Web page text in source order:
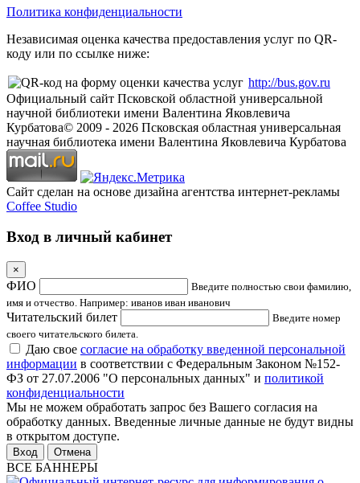
Политика конфиденциальности
Независимая оценка качества предоставления услуг по QR-
коду или по ссылке ниже:
http://bus.gov.ru
Официальный сайт Псковской областной универсальной
научной библиотеки имени Валентина Яковлевича
Курбатова© 2009 - 2026 Псковская областная универсальная
научная библиотека имени Валентина Яковлевича Курбатова
Сайт сделан на основе дизайна агентства интернет-рекламы
Coffee Studio
Вход в личный кабинет
×
ФИО
Введите полностью свои фамилию,
имя и отчество. Например: иванов иван иванович
Читательский билет
Введите номер
своего читательского билета.
Даю свое согласие на обработку введенной персональной
информации в соответствии с Федеральным Законом №152-
ФЗ от 27.07.2006 "О персональных данных" и политикой
конфиденциальности
Мы не можем обработать запрос без Вашего согласия на
обработку данных. Введенные личные данные не будут видны
в открытом доступе.
Отмена
ВСЕ БАННЕРЫ